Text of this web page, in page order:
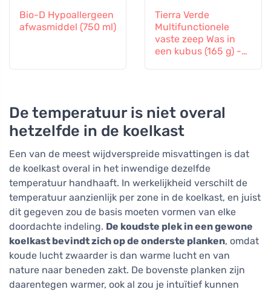
Bio-D Hypoallergeen
afwasmiddel (750 ml)
Tierra Verde
Multifunctionele
vaste zeep Was in
een kubus (165 g) -
De temperatuur is niet overal
hetzelfde in de koelkast
Een van de meest wijdverspreide misvattingen is dat
de koelkast overal in het inwendige dezelfde
temperatuur handhaaft. In werkelijkheid verschilt de
temperatuur aanzienlijk per zone in de koelkast, en juist
dit gegeven zou de basis moeten vormen van elke
doordachte indeling. De koudste plek in een gewone
koelkast bevindt zich op de onderste planken, omdat
koude lucht zwaarder is dan warme lucht en van
nature naar beneden zakt. De bovenste planken zijn
daarentegen warmer, ook al zou je intuïtief kunnen